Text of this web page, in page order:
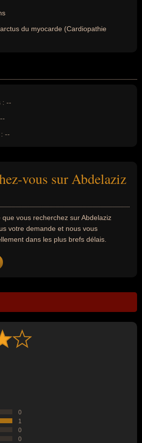
du myocarde (Cardiopathie
: --
--
--
vous sur Abdelaziz
vous recherchez sur Abdelaziz
votre demande et nous vous
dans les plus brefs délais.
0
1
0
0